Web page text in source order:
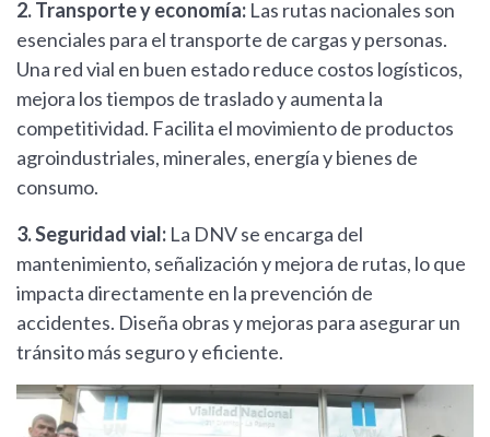
2. Transporte y economía: Las rutas nacionales son
esenciales para el transporte de cargas y personas.
Una red vial en buen estado reduce costos logísticos,
mejora los tiempos de traslado y aumenta la
competitividad. Facilita el movimiento de productos
agroindustriales, minerales, energía y bienes de
consumo.
3. Seguridad vial: La DNV se encarga del
mantenimiento, señalización y mejora de rutas, lo que
impacta directamente en la prevención de
accidentes. Diseña obras y mejoras para asegurar un
tránsito más seguro y eficiente.